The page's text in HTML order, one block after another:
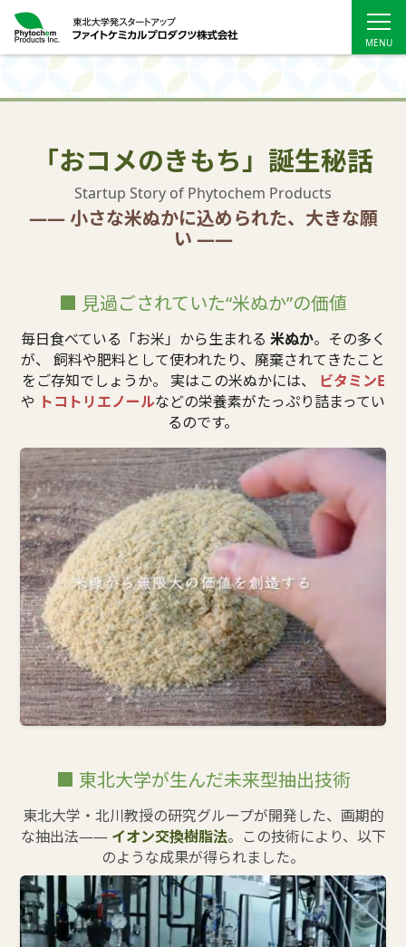
「おコメのきもち」誕生秘話
Startup Story of Phytochem Products
―― 小さな米ぬかに込められた、大きな願
い ――
■ 見過ごされていた“米ぬか”の価値
毎日食べている「お米」から生まれる 米ぬか。その多く
が、 飼料や肥料として使われたり、廃棄されてきたこと
をご存知でしょうか。 実はこの米ぬかには、
ビタミンE
や トコトリエノールなどの栄養素がたっぷり詰まってい
るのです。
■ 東北大学が生んだ未来型抽出技術
東北大学・北川教授の研究グループが開発した、画期的
な抽出法―― イオン交換樹脂法。この技術により、以下
のような成果が得られました。